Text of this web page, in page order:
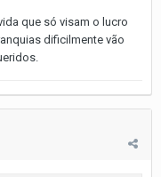
que só visam o lucro
dificilmente vão